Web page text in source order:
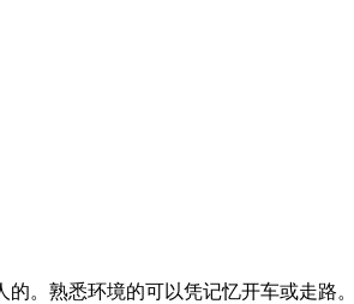
。熟悉环境的可以凭记忆开车或走路